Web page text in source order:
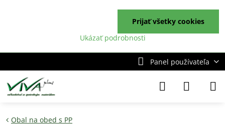
Panel používateľa
Obal na obed s PP
Ukázať podrobnosti
Prijať všetky cookies